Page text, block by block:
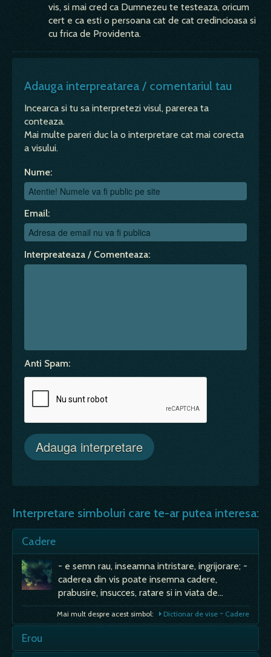
vis, si mai cred ca Dumnezeu te testeaza, oricum
cert e ca esti o persoana cat de cat credincioasa si
cu frica de Providenta.
Adauga interpreatarea / comentariul tau
Incearca si tu sa interpretezi visul, parerea ta
conteaza.
Mai multe pareri duc la o interpretare cat mai corecta
a visului.
Nume:
Email:
Interpreateaza / Comenteaza:
Anti Spam:
Interpretare simboluri care te-ar putea interesa:
Cadere
- e semn rau, inseamna intristare, ingrijorare; -
caderea din vis poate insemna cadere,
prabusire, insucces, ratare si in viata de…
Mai mult despre acest simbol: Dictionar de vise ~ Cadere
Erou